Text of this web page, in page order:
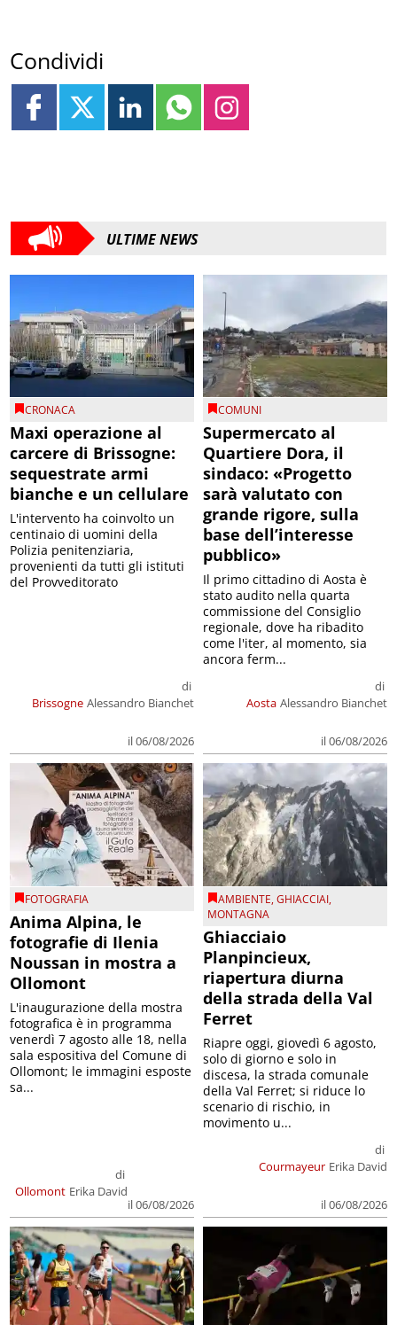
Condividi
ULTIME NEWS
CRONACA
Maxi operazione al
carcere di Brissogne:
sequestrate armi
bianche e un cellulare
Brissogne
di
Alessandro Bianchet
il 06/08/2026
L'intervento ha coinvolto un
centinaio di uomini della
Polizia penitenziaria,
provenienti da tutti gli istituti
del Provveditorato
COMUNI
Supermercato al
Quartiere Dora, il
sindaco: «Progetto
sarà valutato con
grande rigore, sulla
base dell’interesse
pubblico»
Aosta
di
Alessandro Bianchet
il 06/08/2026
Il primo cittadino di Aosta è
stato audito nella quarta
commissione del Consiglio
regionale, dove ha ribadito
come l'iter, al momento, sia
ancora ferm...
FOTOGRAFIA
Anima Alpina, le
fotografie di Ilenia
Noussan in mostra a
Ollomont
Ollomont
di
Erika David
il 06/08/2026
L'inaugurazione della mostra
fotografica è in programma
venerdì 7 agosto alle 18, nella
sala espositiva del Comune di
Ollomont; le immagini esposte
sa...
AMBIENTE,GHIACCIAI,
MONTAGNA
Ghiacciaio
Planpincieux,
riapertura diurna
della strada della Val
Ferret
Courmayeur
di
Erika David
il 06/08/2026
Riapre oggi, giovedì 6 agosto,
solo di giorno e solo in
discesa, la strada comunale
della Val Ferret; si riduce lo
scenario di rischio, in
movimento u...